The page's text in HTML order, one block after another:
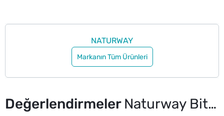
NATURWAY
Markanın Tüm Ürünleri
Değerlendirmeler Naturway Bitkisel Şampuan Sarımsaklı 500 ml